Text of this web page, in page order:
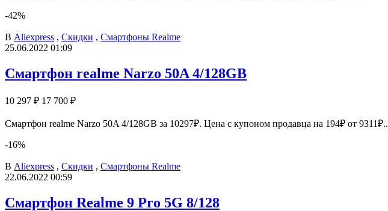
-42%
В Aliexpress , Скидки , Смартфоны Realme
25.06.2022 01:09
Смартфон realme Narzo 50A 4/128GB
10 297 ₽ 17 700 ₽
Смартфон realme Narzo 50A 4/128GB за 10297₽. Цена с купоном продавца на 194₽ от 9311₽..
-16%
В Aliexpress , Скидки , Смартфоны Realme
22.06.2022 00:59
Смартфон Realme 9 Pro 5G 8/128